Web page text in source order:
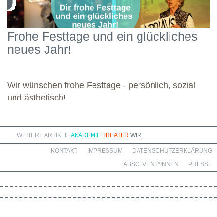
Regulation und Self-Compassion. Mit großer Motivation und
Engagement widmete sich die Gruppe diesen vielseitigen
Schwerpunkten und legte damit einen starken Grundstein für die
kommenden Module. Günther wünscht allen weiteren
Dozierenden viel Freude bei ihren Modulen sowie eine ebenso
Frohe Festtage und ein glückliches
neues Jahr!
Wir wünschen frohe Festtage - persönlich, sozial
und ästhetisch!
WEITERE ARTIKEL: AKADEMIE THEATER WIR
DATENSCHUTZERKLÄRUNG
IMPRESSUM
KONTAKT
PRESSE
ABSOLVENT*INNEN